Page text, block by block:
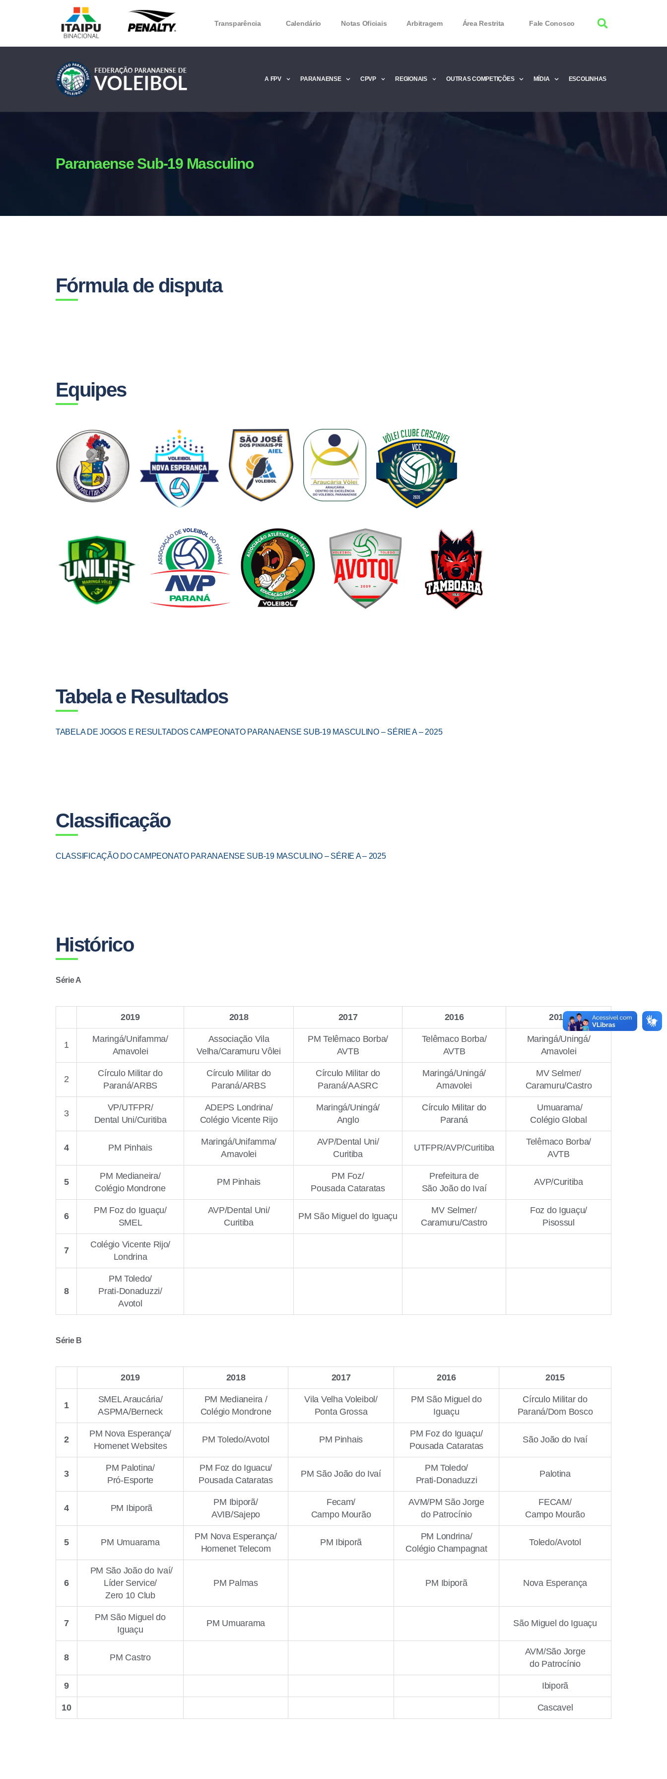
Transparência Calendário Notas Oficiais Arbitragem Área Restrita Fale Conosco
A FPV
Microsoft Office 2016 Product Key 2020 – Free Product Keys
PARANAENSE CPVP REGIONAIS OUTRAS COMPETIÇÕES MÍDIA ESCOLINHAS
Paranaense Sub-19 Masculino
Fórmula de disputa
Equipes
Tabela e Resultados
TABELA DE JOGOS E RESULTADOS CAMPEONATO PARANAENSE SUB-19 MASCULINO – SÉRIE A – 2025
Classificação
CLASSIFICAÇÃO DO CAMPEONATO PARANAENSE SUB-19 MASCULINO – SÉRIE A – 2025
Histórico
Série A
2019 2018 2017 2016 2015
1
Maringá/Unifamma/
Amavolei
Associação Vila
Velha/Caramuru Vôlei
PM Telêmaco Borba/
AVTB
Telêmaco Borba/
AVTB
Maringá/Uningá/
Amavolei
2
Círculo Militar do
Paraná/ARBS
Círculo Militar do
Paraná/ARBS
Círculo Militar do
Paraná/AASRC
Maringá/Uningá/
Amavolei
MV Selmer/
Caramuru/Castro
3
VP/UTFPR/
Dental Uni/Curitiba
ADEPS Londrina/
Colégio Vicente Rijo
Maringá/Uningá/
Anglo
Círculo Militar do
Paraná
Umuarama/
Colégio Global
4 PM Pinhais
Maringá/Unifamma/
Amavolei
AVP/Dental Uni/
Curitiba
UTFPR/AVP/Curitiba
Telêmaco Borba/
AVTB
5
PM Medianeira/
Colégio Mondrone
PM Pinhais
PM Foz/
Pousada Cataratas
Prefeitura de
São João do Ivaí
AVP/Curitiba
6
PM Foz do Iguaçu/
SMEL
AVP/Dental Uni/
Curitiba
PM São Miguel do Iguaçu
MV Selmer/
Caramuru/Castro
Foz do Iguaçu/
Pisossul
7
Colégio Vicente Rijo/
Londrina
8
PM Toledo/
Prati-Donaduzzi/
Avotol
Série B
2019 2018 2017 2016 2015
1
SMEL Araucária/
ASPMA/Berneck
PM Medianeira /
Colégio Mondrone
Vila Velha Voleibol/
Ponta Grossa
PM São Miguel do
Iguaçu
Círculo Militar do
Paraná/Dom Bosco
2
PM Nova Esperança/
Homenet Websites
PM Toledo/Avotol PM Pinhais
PM Foz do Iguaçu/
Pousada Cataratas
São João do Ivaí
3
PM Palotina/
Pró-Esporte
PM Foz do Iguacu/
Pousada Cataratas
PM São João do Ivaí
PM Toledo/
Prati-Donaduzzi
Palotina
4 PM Ibiporã
PM Ibiporã/
AVIB/Sajepo
Fecam/
Campo Mourão
AVM/PM São Jorge
do Patrocínio
FECAM/
Campo Mourão
5 PM Umuarama
PM Nova Esperança/
Homenet Telecom
PM Ibiporã
PM Londrina/
Colégio Champagnat
Toledo/Avotol
6
PM São João do Ivaí/
Líder Service/
Zero 10 Club
PM Palmas PM Ibiporã Nova Esperança
7
PM São Miguel do
Iguaçu
PM Umuarama São Miguel do Iguaçu
8 PM Castro
AVM/São Jorge
do Patrocínio
9 Ibiporã
10 Cascavel